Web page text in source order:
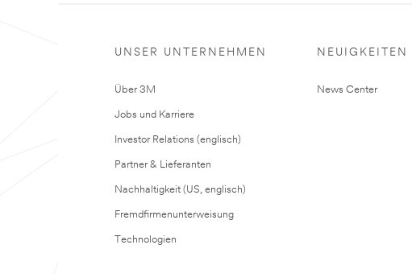
UNSER UNTERNEHMEN
Über 3M
Jobs und Karriere
Investor Relations (englisch)
Partner & Lieferanten
Nachhaltigkeit (US, englisch)
Fremdfirmenunterweisung
Technologien
NEUIGKEITEN
News Center